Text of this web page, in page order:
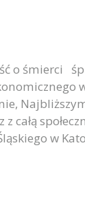
o śmierci
całą
w